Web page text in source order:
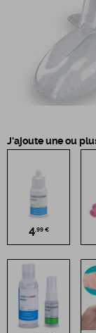
J'ajoute une ou
4,99 €